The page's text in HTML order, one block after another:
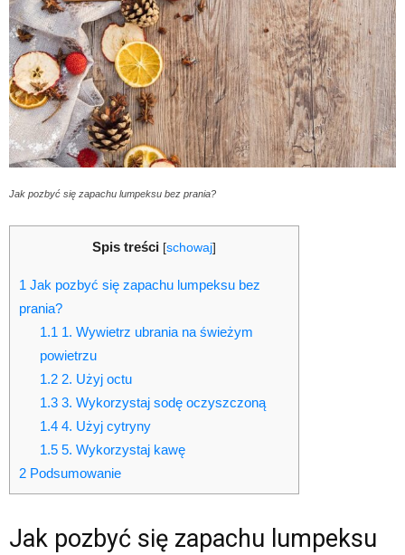
Jak pozbyć się zapachu lumpeksu bez prania?
Spis treści [schowaj]
1 Jak pozbyć się zapachu lumpeksu bez
prania?
1.1 1. Wywietrz ubrania na świeżym
powietrzu
1.22. Użyj octu
1.33. Wykorzystaj sodę oczyszczoną
1.44. Użyj cytryny
1.55. Wykorzystaj kawę
2 Podsumowanie
Jak pozbyć się zapachu lumpeksu